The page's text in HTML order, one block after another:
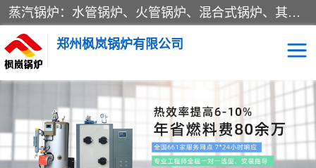
蒸汽锅炉：水管锅炉、火管锅炉、混合式锅炉、其他蒸汽锅炉； 热水锅炉：家用型集中供暖用热水锅炉、其他热水锅炉； 有机热载体锅炉； 船用蒸汽锅炉； （锅炉用辅助设备及装置）蒸汽冷凝器：表面冷凝器、混合式冷凝器、空冷式冷凝器、其他蒸汽冷凝器； 锅炉用辅助设备：节热器、蒸汽收集器、蓄能器、烟垢清除器、气体回收器、泥渣刮除器、空气预热器、其他锅炉用辅助设备；
郑州枫岚锅炉有限公司